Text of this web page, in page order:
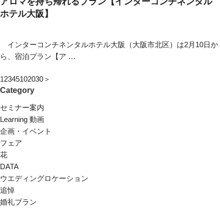
ホテル大阪】
インターコンチネンタルホテル大阪（大阪市北区）は2月10日か
ら、宿泊プラン【ア …
12345102030＞
Category
セミナー案内
Learning 動画
企画・イベント
フェア
花
DATA
ウエディングロケーション
追悼
婚礼プラン